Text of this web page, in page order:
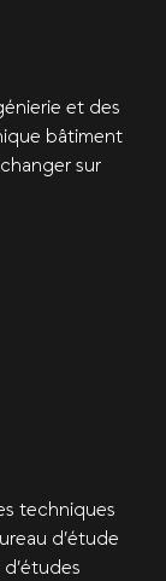
et des
bâtiment
sur
techniques
d’étude